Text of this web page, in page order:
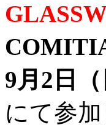
9月2日
にて参加